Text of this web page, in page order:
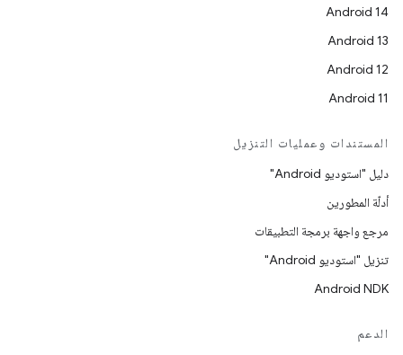
Android 14
Android 13
Android 12
Android 11
المستندات وعمليات التنزيل
دليل "استوديو Android"
أدلّة المطورين
مرجع واجهة برمجة التطبيقات
تنزيل "استوديو Android"
Android NDK
الدعم